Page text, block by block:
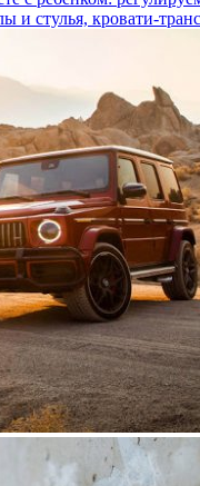
и стулья, кровати-